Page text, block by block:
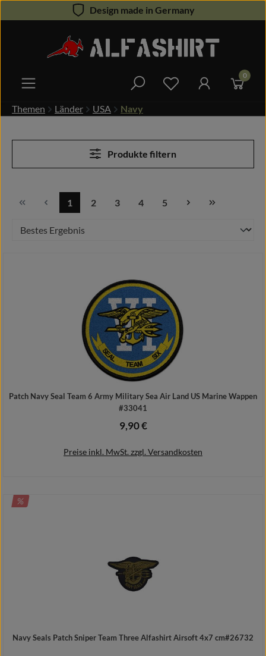
Zum Hauptinhalt springenDesign made in Germany
Du hast 0 0
Themen Länder USA Navy
Produkte filtern
Seite
1
Seite
2
Seite
3
Seite
4
Seite
5
Patch Navy Seal Team 6 Army Military Sea Air Land US Marine Wappen
#33041
Regulärer Preis:
9,90 €
Preise inkl. MwSt. zzgl. Versandkosten
RABATT
%
Navy Seals Patch Sniper Team Three Alfashirt Airsoft 4x7 cm#26732